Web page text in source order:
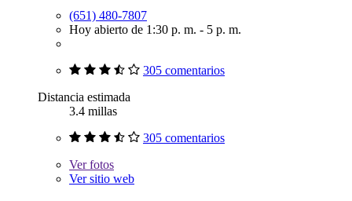
(651) 480-7807
Hoy abierto de 1:30 p. m. - 5 p. m.
305 comentarios
Distancia estimada
3.4 millas
305 comentarios
Verfotos
Ver sitio web